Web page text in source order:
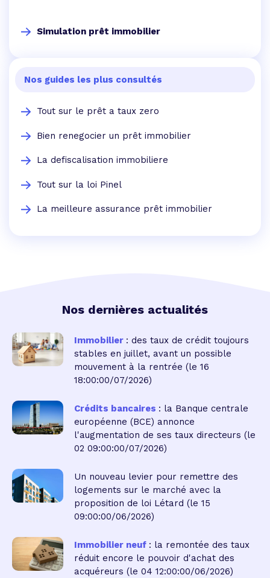
Simulation prêt immobilier
Nos guides les plus consultés
Tout sur le prêt a taux zero
Bien renegocier un prêt immobilier
La defiscalisation immobiliere
Tout sur la loi Pinel
La meilleure assurance prêt immobilier
Nos dernières actualités
Immobilier : des taux de crédit toujours
stables en juillet, avant un possible
mouvement à la rentrée (le 16
18:00:00/07/2026)
Crédits bancaires : la Banque centrale
européenne (BCE) annonce
l'augmentation de ses taux directeurs (le
02 09:00:00/07/2026)
Un nouveau levier pour remettre des
logements sur le marché avec la
proposition de loi Létard (le 15
09:00:00/06/2026)
Immobilier neuf : la remontée des taux
réduit encore le pouvoir d'achat des
acquéreurs (le 04 12:00:00/06/2026)